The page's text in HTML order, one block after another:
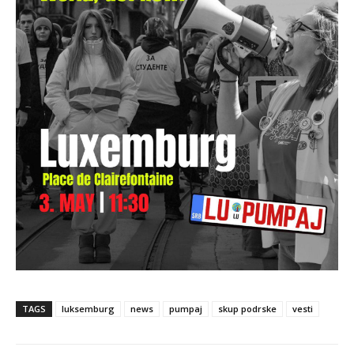
TAGS luksemburg news pumpaj skup podrske vesti